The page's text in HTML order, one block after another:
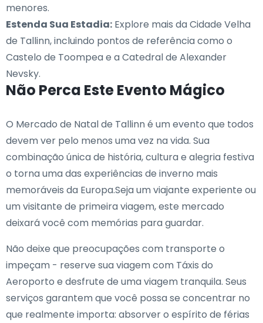
menores.
Estenda Sua Estadia: Explore mais da Cidade Velha
de Tallinn, incluindo pontos de referência como o
Castelo de Toompea e a Catedral de Alexander
Nevsky.
Não Perca Este Evento Mágico
O Mercado de Natal de Tallinn é um evento que todos
devem ver pelo menos uma vez na vida. Sua
combinação única de história, cultura e alegria festiva
o torna uma das experiências de inverno mais
memoráveis da Europa.Seja um viajante experiente ou
um visitante de primeira viagem, este mercado
deixará você com memórias para guardar.
Não deixe que preocupações com transporte o
impeçam - reserve sua viagem com Táxis do
Aeroporto e desfrute de uma viagem tranquila. Seus
serviços garantem que você possa se concentrar no
que realmente importa: absorver o espírito de férias